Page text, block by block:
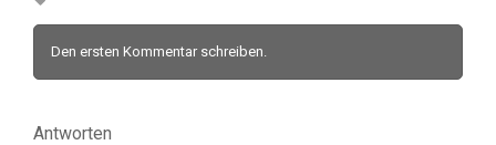
Den ersten Kommentar schreiben.
Antworten